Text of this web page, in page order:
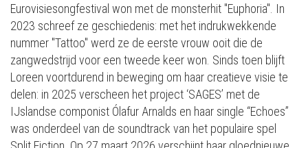
Eurovisiesongfestival won met de monsterhit "Euphoria". In
2023 schreef ze geschiedenis: met het indrukwekkende
nummer "Tattoo" werd ze de eerste vrouw ooit die de
zangwedstrijd voor een tweede keer won. Sinds toen blijft
Loreen voortdurend in beweging om haar creatieve visie te
delen: in 2025 verscheen het project ‘SAGES’ met de
IJslandse componist Ólafur Arnalds en haar single “Echoes”
was onderdeel van de soundtrack van het populaire spel